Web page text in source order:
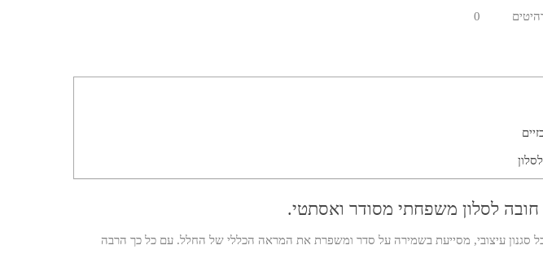
חובה לסלון משפחתי מסודר ואסתטי.
סגנון עיצובי, מסייעת בשמירה על סדר ומשפרת את המראה הכללי של החלל. עם כל כך הרבה